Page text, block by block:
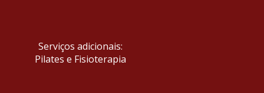
Serviços adicionais:
Pilates e Fisioterapia